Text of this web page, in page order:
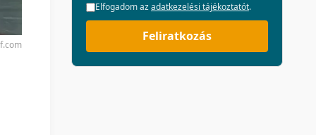
Elfogadom azadatkezelési tájékoztatót.
Feliratkozás